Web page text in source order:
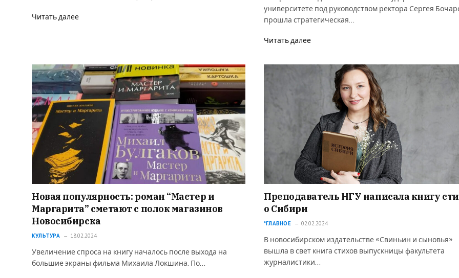
Читать далее
университете под руководством ректора Сергея
прошла стратегическая…
Читать далее
Новая популярность: роман “Мастер и
Маргарита” сметают с полок магазинов
Новосибирска
КУЛЬТУРА 18.02.2024
Увеличение спроса на книгу началось после выхода на
большие экраны фильма Михаила Локшина. По…
Преподаватель НГУ написала книгу
о Сибири
*ГЛАВНОЕ 02.02.2024
В новосибирском издательстве «Свиньин и сыновья»
вышла в свет книга стихов выпускницы факультета
журналистики…